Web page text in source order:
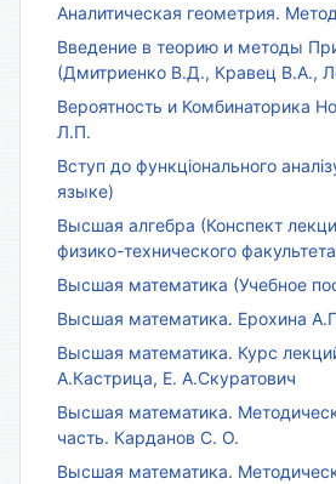
Аналитическая геометрия.
Введение в теорию и методы
(Дмитриенко В.Д., Кравец В.А.,
Вероятность и Комбинаторика
Л.П.
Вступ до функціонального
языке)
Высшая алгебра (Конспект
физико-технического
Высшая математика (Учебное
Высшая математика. Ерохина
Высшая математика. Курс
А.Кастрица, Е. А.Скуратович
Высшая математика.
часть. Карданов С. О.
Высшая математика.